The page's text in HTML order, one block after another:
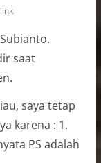
saat
saya tetap
karena : 1.
PS adalah